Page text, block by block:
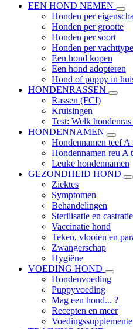
EEN HOND NEMEN
Honden per
Honden per grootte
Honden per soort
Honden per vachttype
Een hond kopen
Een hond adopteren
Hond of puppy in
HONDENRASSEN
Rassen (FCI)
Kruisingen
Test: Welk
HONDENNAMEN
Hondennamen teef A
Hondennamen reu A
Leuke hondennamen
GEZONDHEID HOND
Ziektes
Symptomen
Behandelingen
Sterilisatie en
Vaccinatie hond
Teken, vlooien en
Zwangerschap
Hygiëne
VOEDING HOND
Hondenvoeding
Puppyvoeding
Mag een hond... ?
Recepten en meer